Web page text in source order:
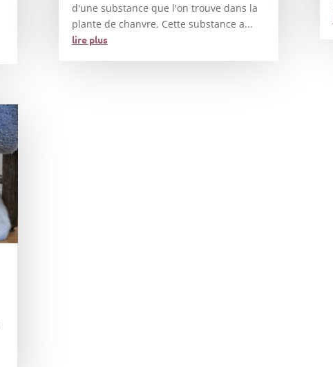
d'une substance que l'on trouve dans la
plante de chanvre. Cette substance a...
lire plus